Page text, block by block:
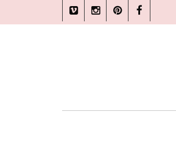
Facebook
Pinterest
Instagram
Vimeo